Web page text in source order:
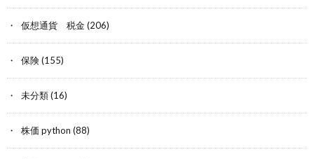
仮想通貨 税金(206)
保険(155)
未分類(16)
株価 python (88)